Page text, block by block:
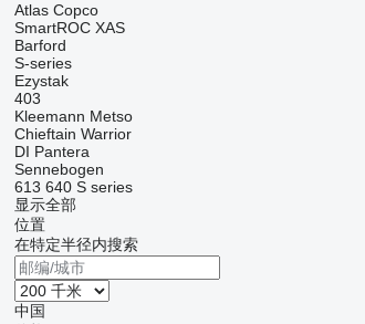
Atlas Copco
SmartROC XAS
Barford
S-series
Ezystak
403
Kleemann Metso
Chieftain Warrior
DI Pantera
Sennebogen
613 640 S series
显示全部
位置
在特定半径内搜索
中国